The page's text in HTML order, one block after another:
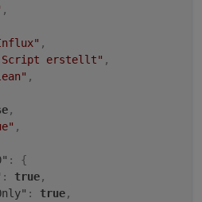
,
,
Script erstellt" ,
,
,
,
:
{
: true,
: true,